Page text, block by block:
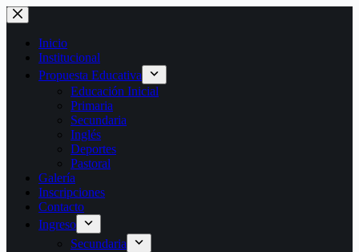
Saltar
al
contenido
Inicio
Institucional
Propuesta Educativa
Educación Inicial
Primaria
Secundaria
Inglés
Deportes
Pastoral
Galería
Inscripciones
Contacto
Ingreso
Secundaria